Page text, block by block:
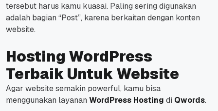
tersebut harus kamu kuasai. Paling sering digunakan
adalah bagian “Post”, karena berkaitan dengan konten
website.
Hosting WordPress
Terbaik Untuk Website
Agar website semakin powerful, kamu bisa
menggunakan layanan WordPress Hosting di Qwords.